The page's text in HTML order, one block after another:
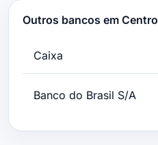
Outros bancos em Centro
Caixa
Banco do Brasil S/A